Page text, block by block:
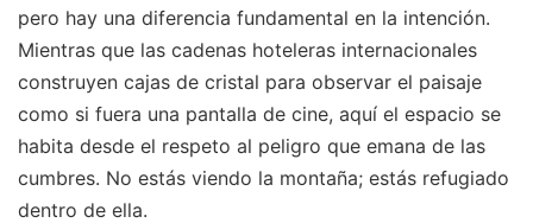
pero hay una diferencia fundamental en la intención.
Mientras que las cadenas hoteleras internacionales
construyen cajas de cristal para observar el paisaje
como si fuera una pantalla de cine, aquí el espacio se
habita desde el respeto al peligro que emana de las
cumbres. No estás viendo la montaña; estás refugiado
dentro de ella.